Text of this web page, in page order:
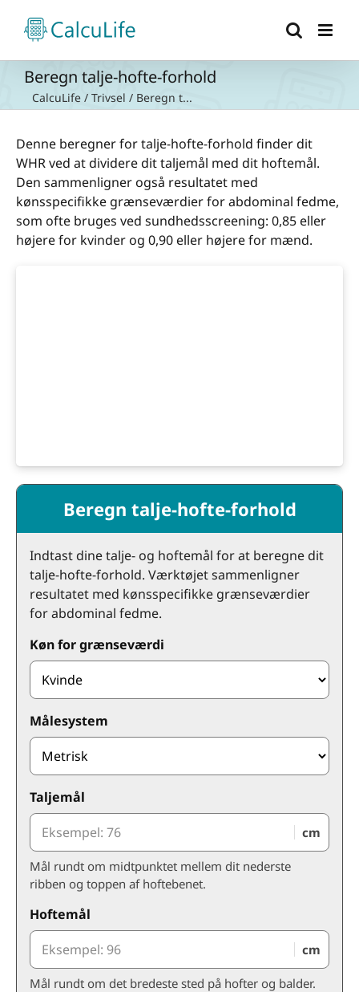
content
Beregn talje-hofte-forhold
CalcuLife / Trivsel / Beregn t...
Denne beregner for talje-hofte-forhold finder dit
WHR ved at dividere dit taljemål med dit hoftemål.
Den sammenligner også resultatet med
kønsspecifikke grænseværdier for abdominal fedme,
som ofte bruges ved sundhedsscreening: 0,85 eller
højere for kvinder og 0,90 eller højere for mænd.
Beregn talje-hofte-forhold
Indtast dine talje- og hoftemål for at beregne dit
talje-hofte-forhold. Værktøjet sammenligner
resultatet med kønsspecifikke grænseværdier
for abdominal fedme.
Køn for grænseværdi
Målesystem
Taljemål
cm
Mål rundt om midtpunktet mellem dit nederste
ribben og toppen af hoftebenet.
Hoftemål
cm
Mål rundt om det bredeste sted på hofter og balder.